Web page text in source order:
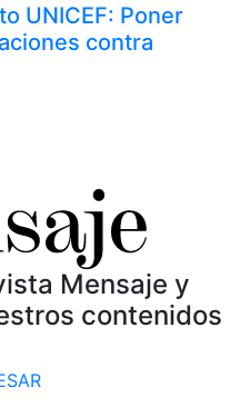
UNICEF: Poner
contra
Mensaje y
contenidos